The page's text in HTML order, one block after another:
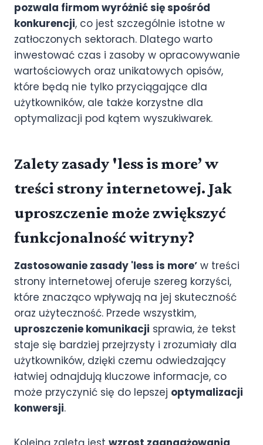
pozwala firmom wyróżnić się spośród
konkurencji, co jest szczególnie istotne w
zatłoczonych sektorach. Dlatego warto
inwestować czas i zasoby w opracowywanie
wartościowych oraz unikatowych opisów,
które będą nie tylko przyciągające dla
użytkowników, ale także korzystne dla
optymalizacji pod kątem wyszukiwarek.
Zalety zasady 'less is more’ w
treści strony internetowej. Jak
uproszczenie może zwiększyć
funkcjonalność witryny?
Zastosowanie zasady 'less is more’ w treści
strony internetowej oferuje szereg korzyści,
które znacząco wpływają na jej skuteczność
oraz użyteczność. Przede wszystkim,
uproszczenie komunikacji sprawia, że tekst
staje się bardziej przejrzysty i zrozumiały dla
użytkowników, dzięki czemu odwiedzający
łatwiej odnajdują kluczowe informacje, co
może przyczynić się do lepszej optymalizacji
konwersji.